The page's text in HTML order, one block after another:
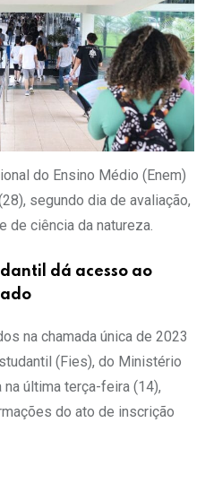
do Ensino Médio (Enem)
segundo dia de avaliação,
de ciência da natureza.
dá acesso ao
na chamada única de 2023
(Fies), do Ministério
na última terça-feira (14),
do ato de inscrição